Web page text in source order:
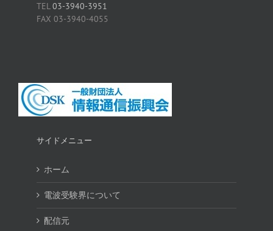
TEL03-3940-3951
FAX 03-3940-4055
サイドメニュー
ホーム
電波受験界について
配信元